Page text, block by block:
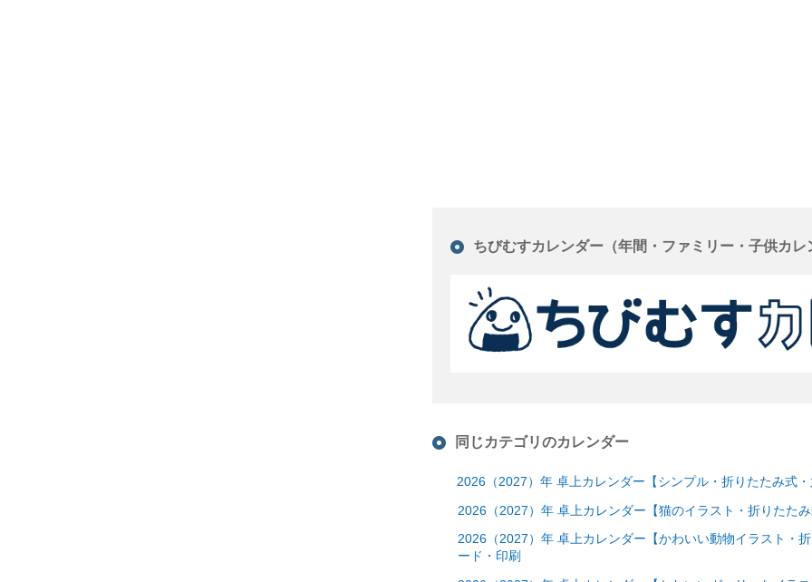
ちびむすカレンダー（年間・ファミリー・子供カレ
同じカテゴリのカレンダー
2026（2027）年 卓上カレンダー【シンプル・折りたたみ式
2026（2027）年 卓上カレンダー【猫のイラスト・折りたた
2026（2027）年 卓上カレンダー【かわいい動物イラスト・
ード・印刷